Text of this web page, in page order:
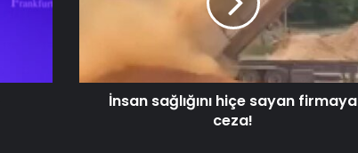
İnsan sağlığını hiçe sayan firmaya
ceza!